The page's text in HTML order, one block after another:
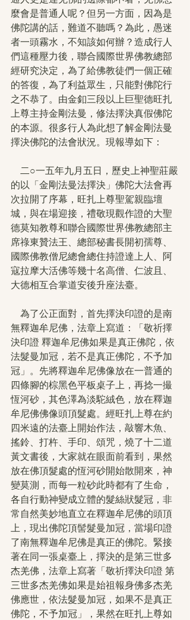
麼會是普通人呢？但另一方面，因為是
佛陀講的話，難道不聽嗎？為此，愚迷
者一頭霧水，不知該如何辦？造成行人
們這種壓力後，聯合國際世界佛教總部
經研究決定，為了給佛教徒們一個正確
的答復，為了利益眾生，只能對佛陀行
之不恭了。由金釦三段以上巨聖德旺扎
上尊主持金剛法曼，修法擇決真假佛陀
的本源。很多行人為此想了解金剛法曼
擇決佛陀的法會狀況。現報導如下：
二○一五年九月五日，歷史上神聖莊嚴
的以「金剛法曼法擇決」佛陀大法會再
次拉開了序幕，旺扎上尊聖駕親臨壇
城，與在場迎接，禮敬現觀作證的大聖
德莫知教尊和聯合國際世界佛教總部主
席祿東贊法王、總部秘書長開初孺尊、
國際佛教僧尼總會總住持證達上人、阿
寇拉摩大活佛等幾十名高僧、仁波且、
大德相互合掌道安後升座法臺。
為了公正面對，首先擇決印證的是南
無釋迦牟尼佛，法章上寫道：「敬祈擇
決印證 釋迦牟尼佛如果是真正佛陀，依
法髮曼加冠，若不是真正佛陀，不予加
冠」。先將釋迦牟尼佛像放在一普通的
四條腳的棕黑色平板桌子上，再捻一撮
恆河砂，其色澤為淡駝絨色，放在釋迦
牟尼佛佛像頭頂髮處。經旺扎上尊在約
四米遠的法臺上開始作法，敲響木魚、
搖鈴、打杵、手印、頌咒，燒了十二道
黃文書後，大家就在眼面前看到，果然
放在佛頂髮處的恆河砂開始散開來，神
變莫測，而每一粒砂此時都有了生命，
各自行動神變成立體的髮絲狀髮冠，非
常自然美妙地直立在釋迦牟尼佛的頭頂
上，現出佛陀頂髻髮曼加冠，當場印證
了南無釋迦牟尼佛是真正的佛陀。緊接
著在同一張桌臺上，擇決的是第三世多
杰羌佛，法章上寫著「敬祈擇決印證 第
三世多杰羌佛如果是始祖報身佛多杰羌
佛應世，依法髮曼加冠，如果不是真正
佛陀，不予加冠」，果然在旺扎上尊如